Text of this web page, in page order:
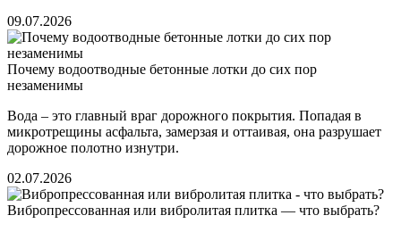
09.07.2026
Почему водоотводные бетонные лотки до сих пор
незаменимы
Вода – это главный враг дорожного покрытия. Попадая в
микротрещины асфальта, замерзая и оттаивая, она разрушает
дорожное полотно изнутри.
02.07.2026
Вибропрессованная или вибролитая плитка — что выбрать?